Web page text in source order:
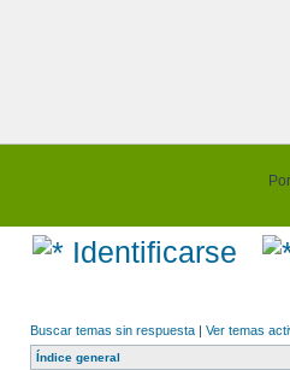
Identificarse
Buscar temas sin respuesta | Ver temas
Índice general